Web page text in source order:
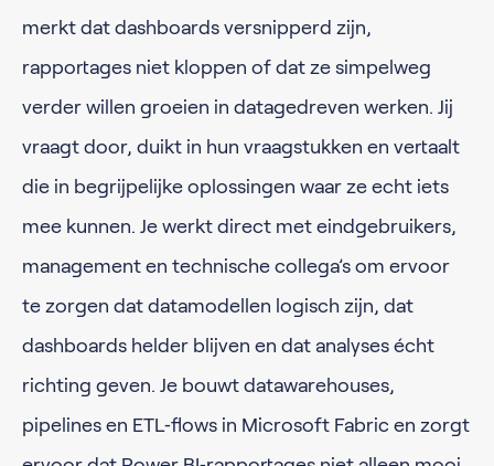
merkt dat dashboards versnipperd zijn,
rapportages niet kloppen of dat ze simpelweg
verder willen groeien in datagedreven werken. Jij
vraagt door, duikt in hun vraagstukken en vertaalt
die in begrijpelijke oplossingen waar ze echt iets
mee kunnen. Je werkt direct met eindgebruikers,
management en technische collega’s om ervoor
te zorgen dat datamodellen logisch zijn, dat
dashboards helder blijven en dat analyses écht
richting geven. Je bouwt datawarehouses,
pipelines en ETL‑flows in Microsoft Fabric en zorgt